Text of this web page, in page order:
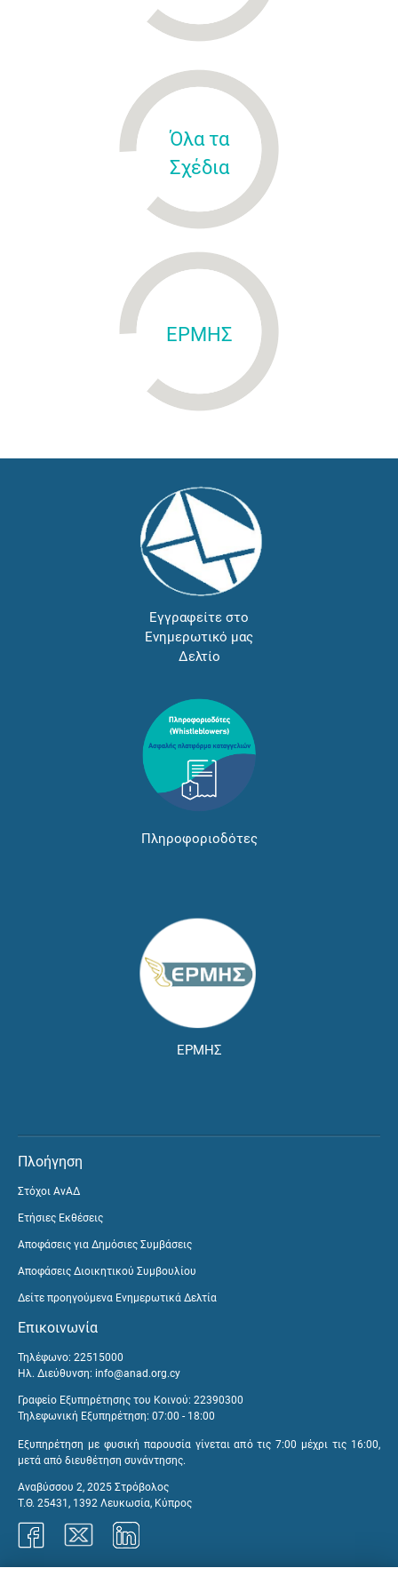
Όλα τα
Σχέδια
ΕΡΜΗΣ
Εγγραφείτε στο
Ενημερωτικό μας
Δελτίο
Πληροφοριοδότες
ΕΡΜΗΣ
Πλοήγηση
Στόχοι ΑνΑΔ
Ετήσιες Εκθέσεις
Αποφάσεις για Δημόσιες Συμβάσεις
Αποφάσεις Διοικητικού Συμβουλίου
Δείτε προηγούμενα Ενημερωτικά Δελτία
Επικοινωνία
Τηλέφωνο: 22515000
Ηλ. Διεύθυνση: info@anad.org.cy
Γραφείο Εξυπηρέτησης του Κοινού: 22390300
Τηλεφωνική Εξυπηρέτηση: 07:00 - 18:00
Εξυπηρέτηση με φυσική παρουσία γίνεται από τις 7:00 μέχρι τις 16:00,
μετά από διευθέτηση συνάντησης.
Αναβύσσου 2, 2025 Στρόβολος
Τ.Θ. 25431, 1392 Λευκωσία, Κύπρος